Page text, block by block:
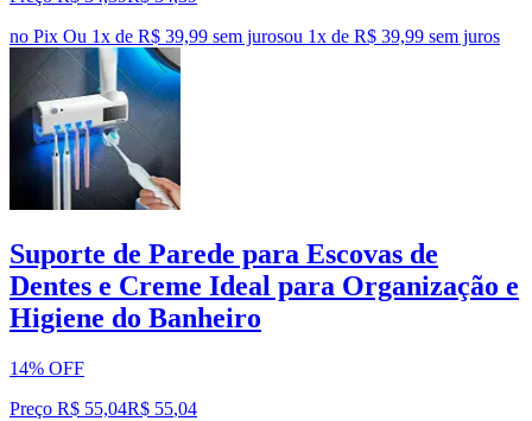
no Pix Ou 1x de R$ 39,99 sem jurosou 1x de R$ 39,99 sem juros
Suporte de Parede para Escovas de
Dentes e Creme Ideal para Organização e
Higiene do Banheiro
14% OFF
Preço R$ 55,04R$ 55,04